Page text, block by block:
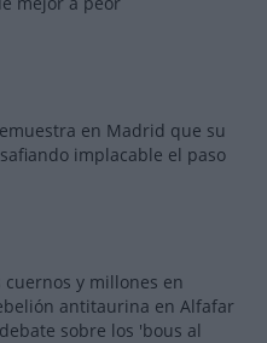
en Madrid que su
implacable el paso
cuernos y millones en
antitaurina en Alfafar
sobre los 'bous al